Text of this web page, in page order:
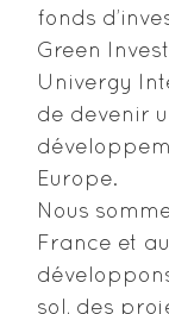
fonds
Green
Univergy
de devenir
Europe.
Nous
France et
sol, des